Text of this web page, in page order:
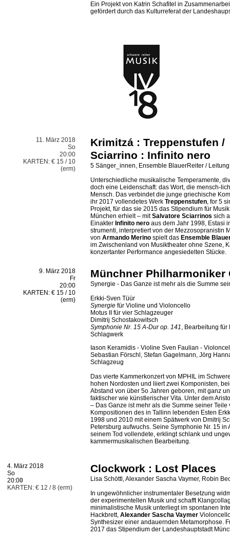
Ein Projekt von Katrin Schafitel in
gefördert durch das Kulturreferat der
11. März 2018
So
20:00
KARTEN: € 15 / 10
(erm)
Krimitzá : Treppenstufen /
Sciarrino : Infinito nero
5 Sänger_innen, Ensemble BlauerReiter /
Unterschiedliche musikalische Temperamente,
doch eine Leidenschaft: das Wort, die mensch-
Mensch. Das verbindet die junge griechische
ihr 2017 vollendetes Werk Treppenstufen, for 5
Projekt, für das sie 2015 das Stipendium für
München erhielt – mitSalvatore Sciarrinos sich
Einakter Infinito nero aus dem Jahr 1998, Estasi
strumenti, interpretiert von der Mezzosopranistin
von Armando Merino spielt das Ensemble
im Zwischenland von Musiktheater ohne Szene,
konzertanter Performance angesiedelten Stücke.
9. März 2018
Fr
20:00
KARTEN: € 15 / 10
(erm)
Münchner Philharmoniker
Synergie - Das Ganze ist mehr als die Summe
Erkki-Sven Tüür
Synergie für Violine und Violoncello
Motus II für vier Schlagzeuger
Dimitrij Schostakowitsch
Symphonie Nr. 15 A-Dur op. 141, Bearbeitung
Schlagwerk
Iason Keramidis - Violine Sven Faulian -
Sebastian Förschl, Stefan Gagelmann, Jörg
Schlagzeug
Das vierte Kammerkonzert von MPHIL im
hohen Nordosten und liiert zwei Komponisten,
Abstand von über 5o Jahren geboren, mit ganz
faktischer wie künstlerischer Vita. Unter dem
– Das Ganze ist mehr als die Summe seiner
Kompositionen des in Tallinn lebenden Esten
1998 und 2010 mit einem Spätwerk von Dmitrij
Petersburg aufwuchs. Seine Symphonie Nr. 15 in
seinem Tod vollendete, erklingt schlank und
kammermusikalischen Bearbeitung.
4. März 2018
So
20:00
KARTEN: € 12 / 8 (erm)
Clockwork : Lost Places
Lisa Schöttl, Alexander Sascha Vaymer, Robin
In ungewöhnlicher instrumentaler Besetzung
der experimentellen Musik und schafft
minimalistische Musik unterliegt im spontanen
Hackbrett, Alexander Sascha Vaymer
Synthesizer einer andauernden Metamorphose.
2017 das Stipendium der Landeshauptstadt